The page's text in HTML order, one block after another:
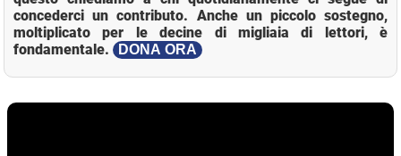
concederci un contributo. Anche un piccolo sostegno,
moltiplicato per le decine di migliaia di lettori, è
fondamentale.
DONA ORA